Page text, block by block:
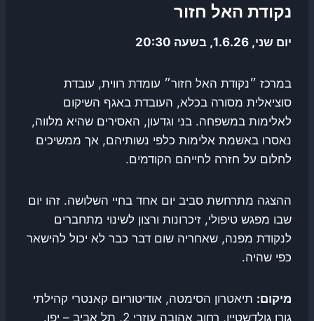
נקודת האל חזור
יום שני, 1.6.26, בשעה 20:30
במרכז ״נקודת האל חזור״ עומדת רווית, עובדת
סוציאלית מסורה בכלא, העובדת באגף השיקום
לאלימות במשפחה. בני וגדעון, האסירים שהיא מלווה,
נאסרו באשמת אלימות כלפי נשותיהם, אך ממשיכים
לחלום על חזרה לחייהם הקודמים.
ההצגה מתרחשת סביב יום אחד בחיי השלושה. זהו יום
שבו מפגש טיפולי, זיכרונות ורצון לשינוי מתחברים
לנקודת מפנה, שאחריה שום דבר כבר לא יכול להישאר
כפי שהיה.
מיקום: תיאטרון הסימטה, אודיטוריום קאנטרי קהילתי
גורן גולדשטיין, רחוב אהובה עוזרי 2, תל אביב – יפו.